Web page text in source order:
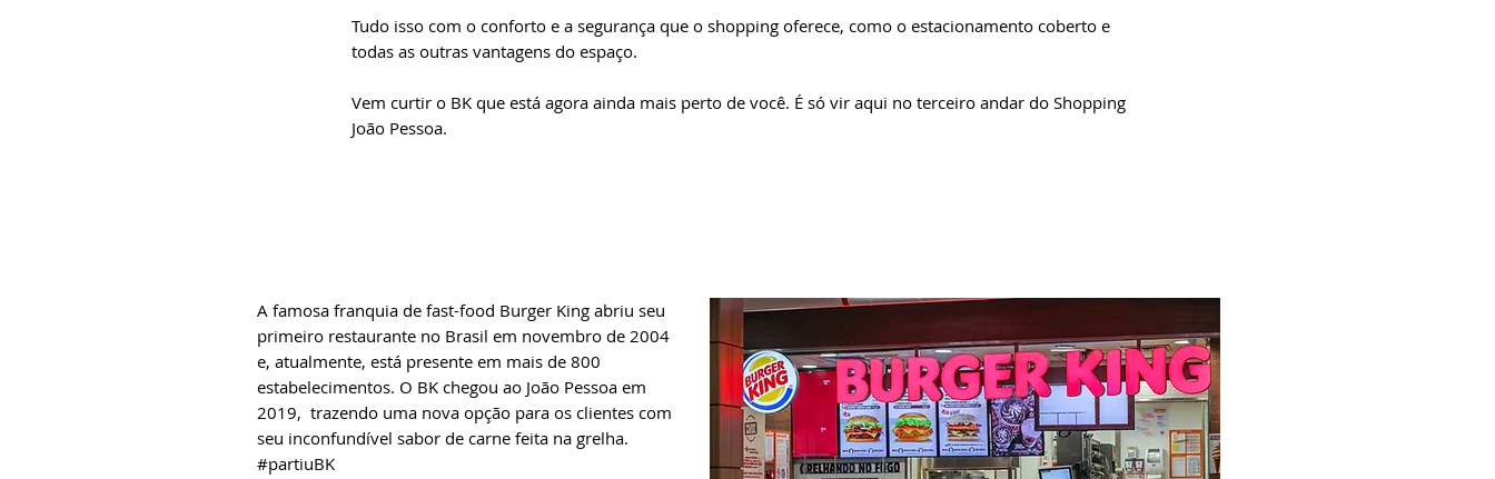
Tudo isso com o conforto e a segurança que o shopping oferece, como o estacionamento coberto e
todas as outras vantagens do espaço.
Vem curtir o BK que está agora ainda mais perto de você. É só vir aqui no terceiro andar do Shopping
João Pessoa.
A famosa franquia de fast-food Burger King abriu seu
primeiro restaurante no Brasil em novembro de 2004
e, atualmente, está presente em mais de 800
estabelecimentos. O BK chegou ao João Pessoa em
2019, trazendo uma nova opção para os clientes com
seu inconfundível sabor de carne feita na grelha.
#partiuBK